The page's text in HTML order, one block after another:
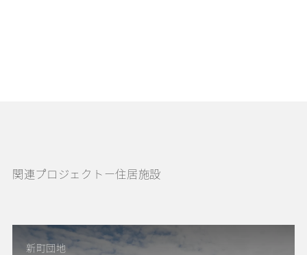
関連プロジェクトー住居施設
新町団地